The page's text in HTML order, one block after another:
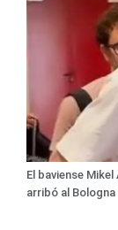
El baviense
arribó al Bologna